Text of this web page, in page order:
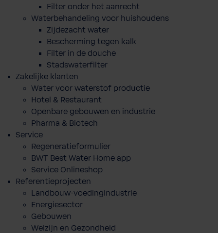
Filter onder het aanrecht
Waterbehandeling voor huishoudens
Zijdezacht water
Bescherming tegen kalk
Filter in de douche
Stadswaterfilter
Zakelijke klanten
Water voor waterstof productie
Hotel & Restaurant
Openbare gebouwen en industrie
Pharma & Biotech
Service
Regeneratieformulier
BWT Best Water Home app
Service Onlineshop
Referentieprojecten
Landbouw-voedingindustrie
Energiesector
Gebouwen
Welzijn en Gezondheid